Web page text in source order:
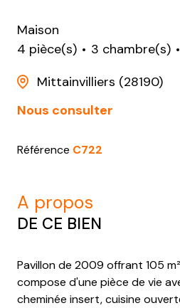
Maison
4 pièce(s)
3 chambre(s)
Mittainvilliers (28190)
Nous consulter
Référence C722
a propos
DE CE BIEN
Pavillon de 2009 offrant 105
compose d'une pièce de vie
cheminée insert, cuisine